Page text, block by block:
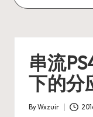
ui
r
_
N
ot
串流
下的分
Posted
ByWxzuir